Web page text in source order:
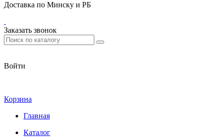
Доставка по Минску и РБ
Заказать звонок
Войти
Корзина
Главная
Каталог